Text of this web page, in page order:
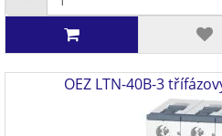
OEZ LTN-40B-3